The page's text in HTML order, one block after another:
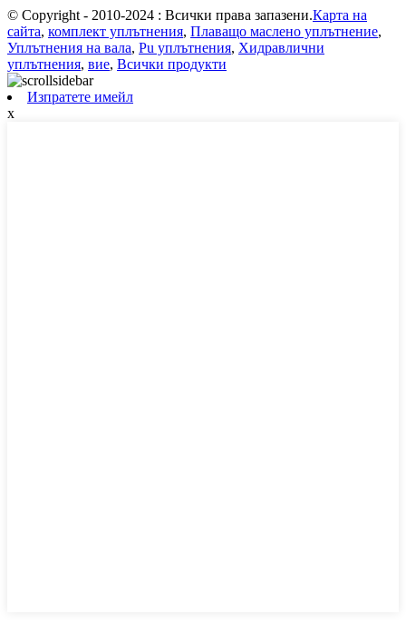
© Copyright - 2010-2024 : Всички права запазени.Карта на
сайта, комплект уплътнения, Плаващо маслено уплътнение,
Уплътнения на вала, Pu уплътнения, Хидравлични
уплътнения, вие, Всички продукти
Изпратете имейл
x